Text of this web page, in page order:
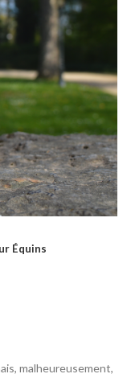
Équins
malheureusement,